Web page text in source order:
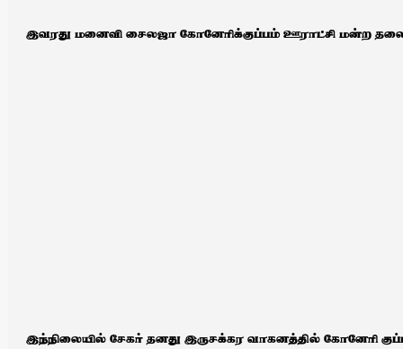
இவரது மனைவி சைலஜா கோனேரிக்குப்பம் ஊராட்சி மன்ற
இந்நிலையில் சேகர் தனது இருசக்கர வாகனத்தில் கோனேரி